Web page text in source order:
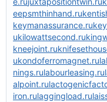
eepsmthinhand.ru
keymanassurance.ru
ukilowattsecond.ru
kneejoint.ru
ukondoferromagnet.ru
nings.rulabourleasing.ru
alpoint.ru
iron.rulaggingload.ru